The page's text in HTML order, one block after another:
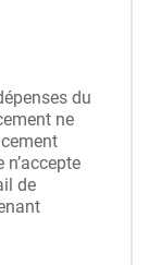
du
ne
de